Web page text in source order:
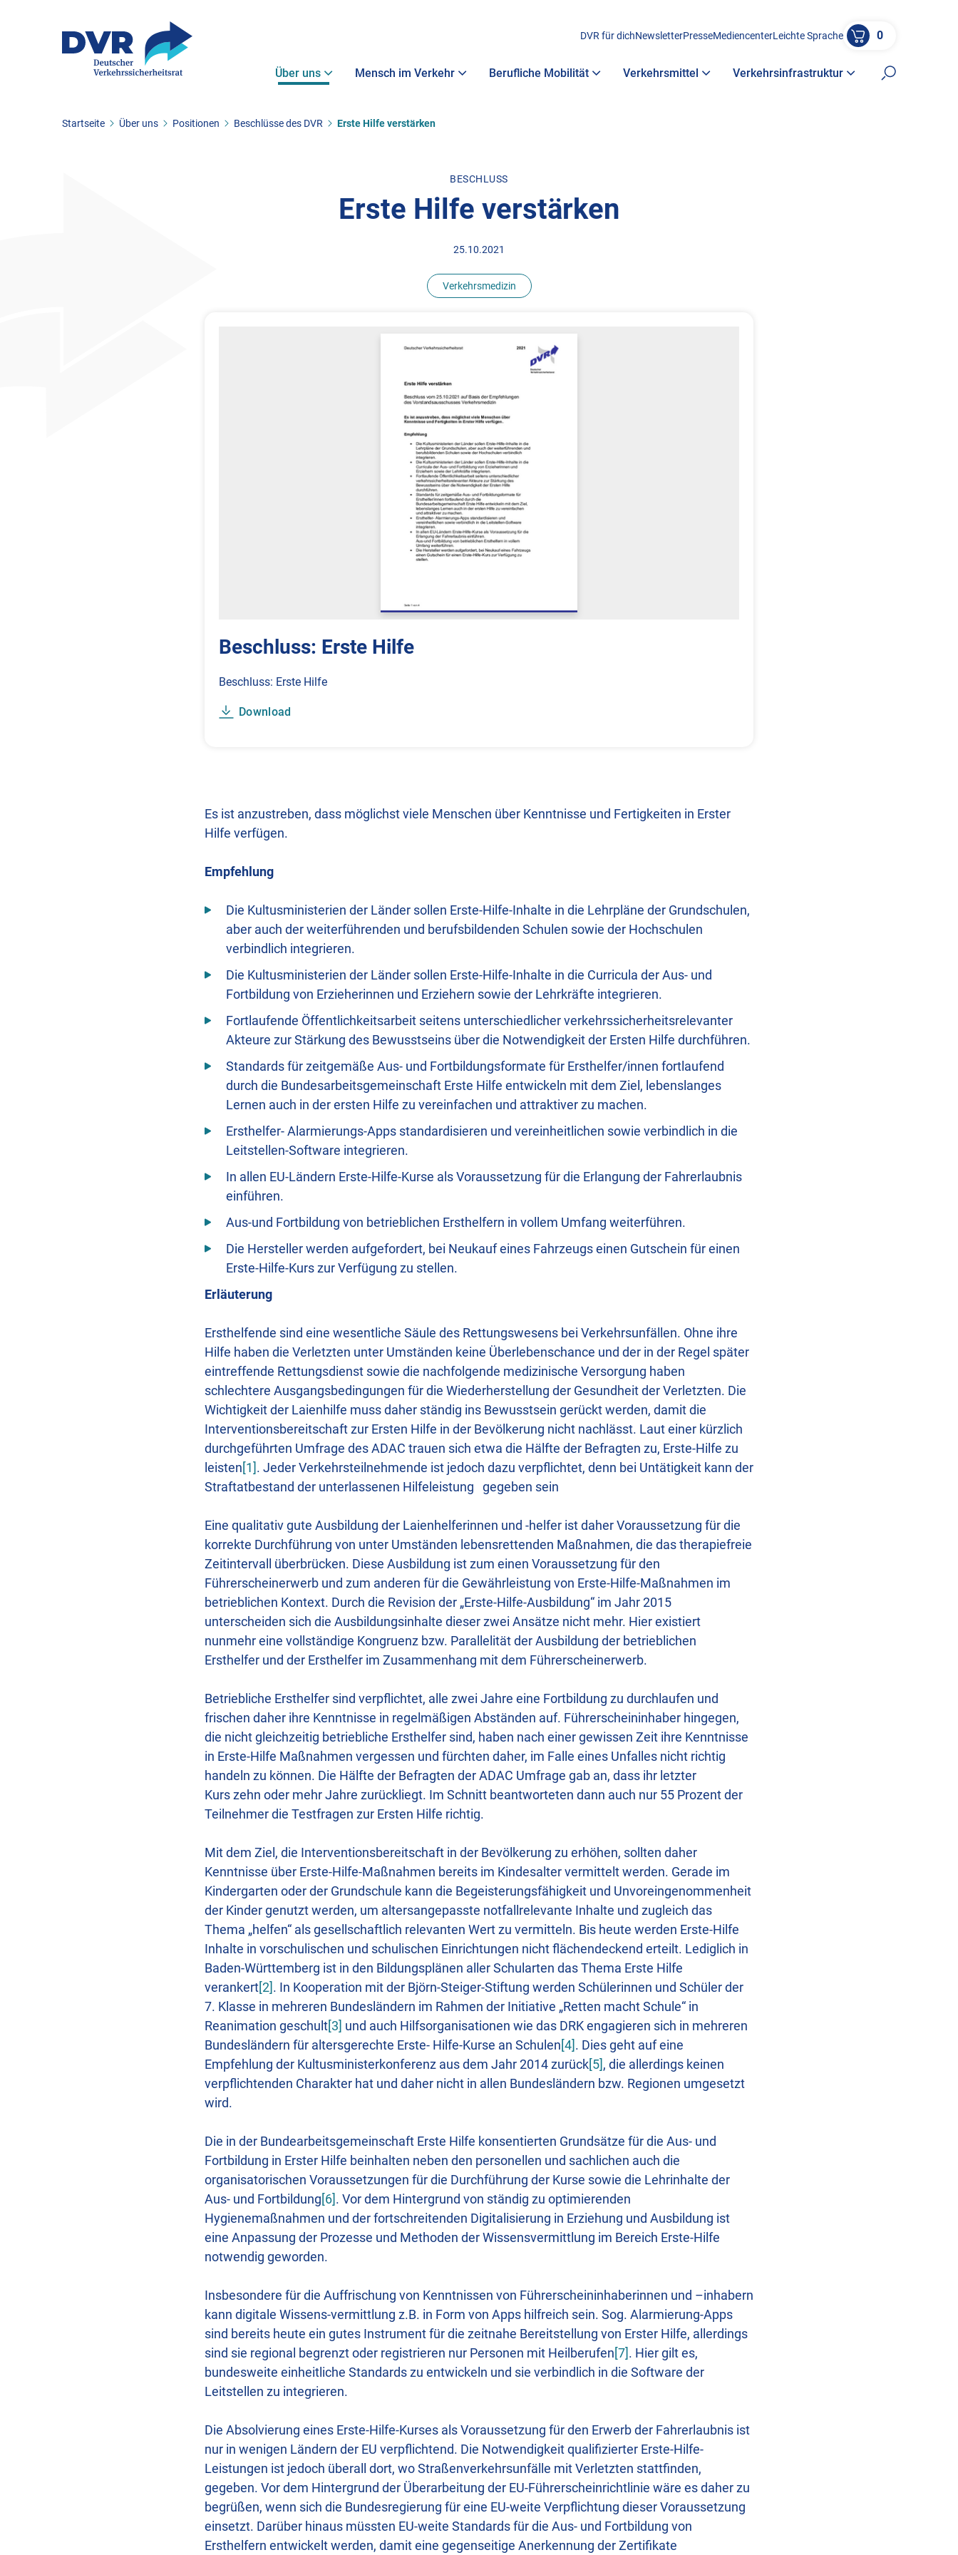
DVR für dichNewsletterPresseMediencenterLeichte Sprache 0
Über uns Mensch im Verkehr Berufliche Mobilität Verkehrsmittel Verkehrsinfrastruktur
Suche
Sie befinden sich hier:
Startseite Über uns Positionen Beschlüsse des DVR Erste Hilfe verstärken
BESCHLUSS
Erste Hilfe verstärken
25.10.2021
Verkehrsmedizin
Beschluss: Erste Hilfe
Beschluss: Erste Hilfe
Download
Es ist anzustreben, dass möglichst viele Menschen über Kenntnisse und Fertigkeiten in Erster
Hilfe verfügen.
Empfehlung
Die Kultusministerien der Länder sollen Erste-Hilfe-Inhalte in die Lehrpläne der Grundschulen,
aber auch der weiterführenden und berufsbildenden Schulen sowie der Hochschulen
verbindlich integrieren.
Die Kultusministerien der Länder sollen Erste-Hilfe-Inhalte in die Curricula der Aus- und
Fortbildung von Erzieherinnen und Erziehern sowie der Lehrkräfte integrieren.
Fortlaufende Öffentlichkeitsarbeit seitens unterschiedlicher verkehrssicherheitsrelevanter
Akteure zur Stärkung des Bewusstseins über die Notwendigkeit der Ersten Hilfe durchführen.
Standards für zeitgemäße Aus- und Fortbildungsformate für Ersthelfer/innen fortlaufend
durch die Bundesarbeitsgemeinschaft Erste Hilfe entwickeln mit dem Ziel, lebenslanges
Lernen auch in der ersten Hilfe zu vereinfachen und attraktiver zu machen.
Ersthelfer- Alarmierungs-Apps standardisieren und vereinheitlichen sowie verbindlich in die
Leitstellen-Software integrieren.
In allen EU-Ländern Erste-Hilfe-Kurse als Voraussetzung für die Erlangung der Fahrerlaubnis
einführen.
Aus-und Fortbildung von betrieblichen Ersthelfern in vollem Umfang weiterführen.
Die Hersteller werden aufgefordert, bei Neukauf eines Fahrzeugs einen Gutschein für einen
Erste-Hilfe-Kurs zur Verfügung zu stellen.
Erläuterung
Ersthelfende sind eine wesentliche Säule des Rettungswesens bei Verkehrsunfällen. Ohne ihre
Hilfe haben die Verletzten unter Umständen keine Überlebenschance und der in der Regel später
eintreffende Rettungsdienst sowie die nachfolgende medizinische Versorgung haben
schlechtere Ausgangsbedingungen für die Wiederherstellung der Gesundheit der Verletzten. Die
Wichtigkeit der Laienhilfe muss daher ständig ins Bewusstsein gerückt werden, damit die
Interventionsbereitschaft zur Ersten Hilfe in der Bevölkerung nicht nachlässt. Laut einer kürzlich
durchgeführten Umfrage des ADAC trauen sich etwa die Hälfte der Befragten zu, Erste-Hilfe zu
leisten[1]. Jeder Verkehrsteilnehmende ist jedoch dazu verpflichtet, denn bei Untätigkeit kann der
Straftatbestand der unterlassenen Hilfeleistung gegeben sein
Eine qualitativ gute Ausbildung der Laienhelferinnen und -helfer ist daher Voraussetzung für die
korrekte Durchführung von unter Umständen lebensrettenden Maßnahmen, die das therapiefreie
Zeitintervall überbrücken. Diese Ausbildung ist zum einen Voraussetzung für den
Führerscheinerwerb und zum anderen für die Gewährleistung von Erste-Hilfe-Maßnahmen im
betrieblichen Kontext. Durch die Revision der „Erste-Hilfe-Ausbildung“ im Jahr 2015
unterscheiden sich die Ausbildungsinhalte dieser zwei Ansätze nicht mehr. Hier existiert
nunmehr eine vollständige Kongruenz bzw. Parallelität der Ausbildung der betrieblichen
Ersthelfer und der Ersthelfer im Zusammenhang mit dem Führerscheinerwerb.
Betriebliche Ersthelfer sind verpflichtet, alle zwei Jahre eine Fortbildung zu durchlaufen und
frischen daher ihre Kenntnisse in regelmäßigen Abständen auf. Führerscheininhaber hingegen,
die nicht gleichzeitig betriebliche Ersthelfer sind, haben nach einer gewissen Zeit ihre Kenntnisse
in Erste-Hilfe Maßnahmen vergessen und fürchten daher, im Falle eines Unfalles nicht richtig
handeln zu können. Die Hälfte der Befragten der ADAC Umfrage gab an, dass ihr letzter
Kurs zehn oder mehr Jahre zurückliegt. Im Schnitt beantworteten dann auch nur 55 Prozent der
Teilnehmer die Testfragen zur Ersten Hilfe richtig.
Mit dem Ziel, die Interventionsbereitschaft in der Bevölkerung zu erhöhen, sollten daher
Kenntnisse über Erste-Hilfe-Maßnahmen bereits im Kindesalter vermittelt werden. Gerade im
Kindergarten oder der Grundschule kann die Begeisterungsfähigkeit und Unvoreingenommenheit
der Kinder genutzt werden, um altersangepasste notfallrelevante Inhalte und zugleich das
Thema „helfen“ als gesellschaftlich relevanten Wert zu vermitteln. Bis heute werden Erste-Hilfe
Inhalte in vorschulischen und schulischen Einrichtungen nicht flächendeckend erteilt. Lediglich in
Baden-Württemberg ist in den Bildungsplänen aller Schularten das Thema Erste Hilfe
verankert[2]. In Kooperation mit der Björn-Steiger-Stiftung werden Schülerinnen und Schüler der
7. Klasse in mehreren Bundesländern im Rahmen der Initiative „Retten macht Schule“ in
Reanimation geschult[3] und auch Hilfsorganisationen wie das DRK engagieren sich in mehreren
Bundesländern für altersgerechte Erste- Hilfe-Kurse an Schulen[4]. Dies geht auf eine
Empfehlung der Kultusministerkonferenz aus dem Jahr 2014 zurück[5], die allerdings keinen
verpflichtenden Charakter hat und daher nicht in allen Bundesländern bzw. Regionen umgesetzt
wird.
Die in der Bundearbeitsgemeinschaft Erste Hilfe konsentierten Grundsätze für die Aus- und
Fortbildung in Erster Hilfe beinhalten neben den personellen und sachlichen auch die
organisatorischen Voraussetzungen für die Durchführung der Kurse sowie die Lehrinhalte der
Aus- und Fortbildung[6]. Vor dem Hintergrund von ständig zu optimierenden
Hygienemaßnahmen und der fortschreitenden Digitalisierung in Erziehung und Ausbildung ist
eine Anpassung der Prozesse und Methoden der Wissensvermittlung im Bereich Erste-Hilfe
notwendig geworden.
Insbesondere für die Auffrischung von Kenntnissen von Führerscheininhaberinnen und –inhabern
kann digitale Wissens-vermittlung z.B. in Form von Apps hilfreich sein. Sog. Alarmierung-Apps
sind bereits heute ein gutes Instrument für die zeitnahe Bereitstellung von Erster Hilfe, allerdings
sind sie regional begrenzt oder registrieren nur Personen mit Heilberufen[7]. Hier gilt es,
bundesweite einheitliche Standards zu entwickeln und sie verbindlich in die Software der
Leitstellen zu integrieren.
Die Absolvierung eines Erste-Hilfe-Kurses als Voraussetzung für den Erwerb der Fahrerlaubnis ist
nur in wenigen Ländern der EU verpflichtend. Die Notwendigkeit qualifizierter Erste-Hilfe-
Leistungen ist jedoch überall dort, wo Straßenverkehrsunfälle mit Verletzten stattfinden,
gegeben. Vor dem Hintergrund der Überarbeitung der EU-Führerscheinrichtlinie wäre es daher zu
begrüßen, wenn sich die Bundesregierung für eine EU-weite Verpflichtung dieser Voraussetzung
einsetzt. Darüber hinaus müssten EU-weite Standards für die Aus- und Fortbildung von
Ersthelfern entwickelt werden, damit eine gegenseitige Anerkennung der Zertifikate